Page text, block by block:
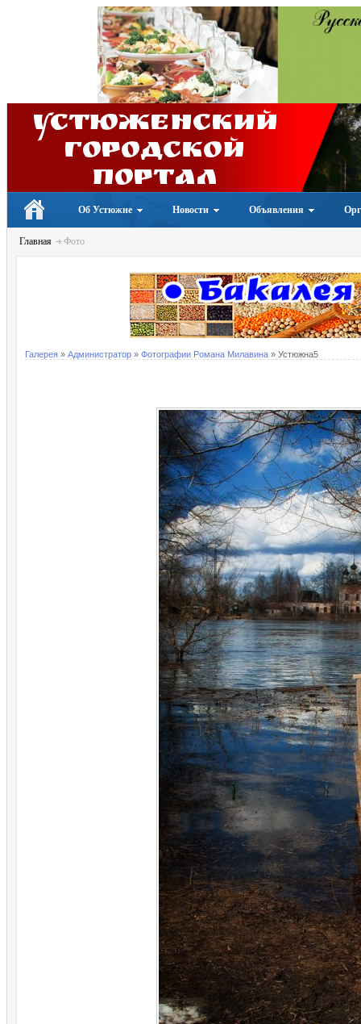
Устюженский
Городской
портал
Об Устюжне Новости Объявления
Главная Фото
Галерея » Администратор » Фотографии Романа Милавина » Устюжна5